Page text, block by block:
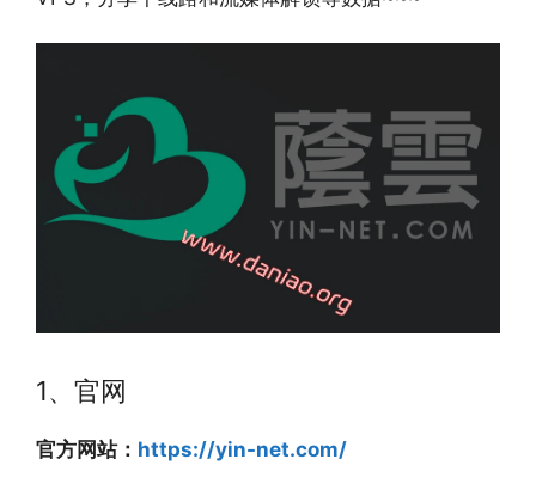
1、官网
官方网站： https://yin-net.com/